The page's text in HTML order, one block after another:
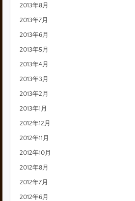
2013年8月
2013年7月
2013年6月
2013年5月
2013年4月
2013年3月
2013年2月
2013年1月
2012年12月
2012年11月
2012年10月
2012年8月
2012年7月
2012年6月